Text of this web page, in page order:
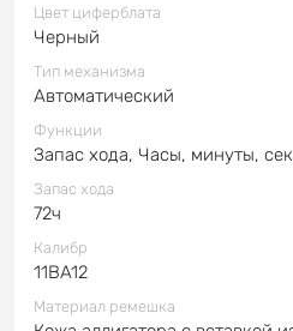
Цвет циферблата
Черный
Тип механизма
Автоматический
Функции
Запас хода, Часы, минуты,
Запас хода
72ч
Калибр
11BA12
Материал ремешка